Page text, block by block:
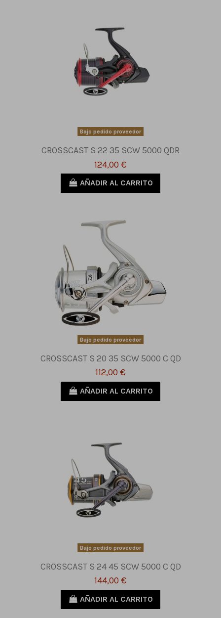
Bajo pedido proveedor
CROSSCAST S 22 35 SCW 5000 QDR
124,00 €
AÑADIR AL CARRITO
Bajo pedido proveedor
CROSSCAST S 20 35 SCW 5000 C QD
112,00 €
AÑADIR AL CARRITO
Bajo pedido proveedor
CROSSCAST S 24 45 SCW 5000 C QD
144,00 €
AÑADIR AL CARRITO